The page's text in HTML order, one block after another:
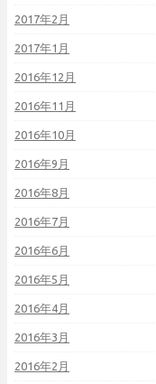
2017年2月
2017年1月
2016年12月
2016年11月
2016年10月
2016年9月
2016年8月
2016年7月
2016年6月
2016年5月
2016年4月
2016年3月
2016年2月